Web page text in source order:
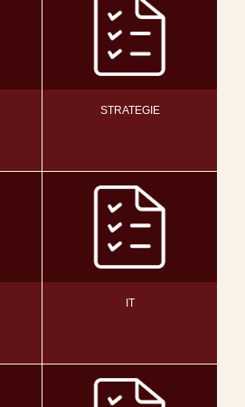
STRATEGIE
IT